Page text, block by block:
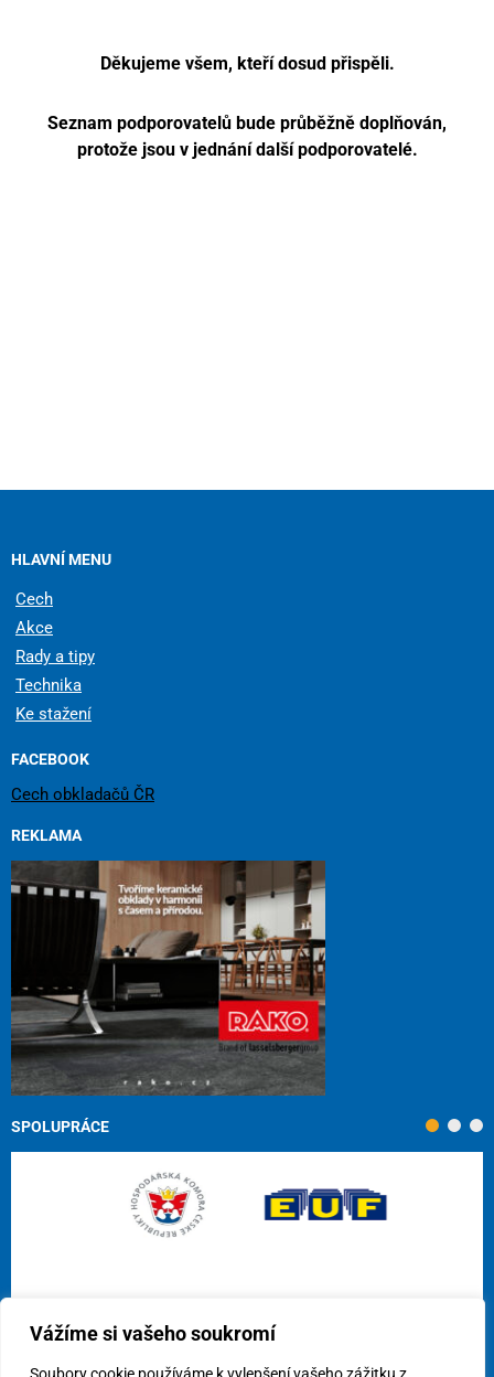
Vážíme si vašeho soukromí
Děkujeme všem, kteří dosud přispěli.
Seznam podporovatelů bude průběžně doplňován,
protože jsou v jednání další podporovatelé.
HLAVNÍ MENU
Cech
Akce
Rady a tipy
Technika
Ke stažení
FACEBOOK
Cech obkladačů ČR
REKLAMA
SPOLUPRÁCE